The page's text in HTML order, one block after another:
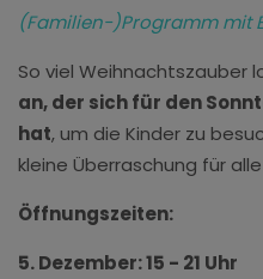
(Familien-)Programm mit
So viel Weihnachtszauber
an, der sich für den
hat, um die Kinder zu
kleine Überraschung für
Öffnungszeiten:
5. Dezember: 15 - 21 Uhr